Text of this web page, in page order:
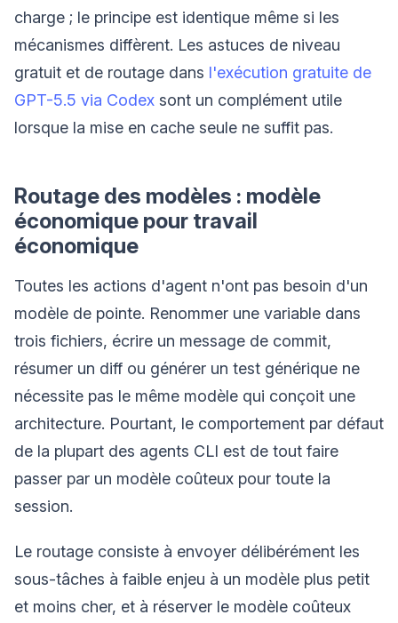
charge ; le principe est identique même si les
mécanismes diffèrent. Les astuces de niveau
gratuit et de routage dans l'exécution gratuite de
GPT-5.5 via Codex sont un complément utile
lorsque la mise en cache seule ne suffit pas.
Routage des modèles : modèle
économique pour travail
économique
Toutes les actions d'agent n'ont pas besoin d'un
modèle de pointe. Renommer une variable dans
trois fichiers, écrire un message de commit,
résumer un diff ou générer un test générique ne
nécessite pas le même modèle qui conçoit une
architecture. Pourtant, le comportement par défaut
de la plupart des agents CLI est de tout faire
passer par un modèle coûteux pour toute la
session.
Le routage consiste à envoyer délibérément les
sous-tâches à faible enjeu à un modèle plus petit
et moins cher, et à réserver le modèle coûteux